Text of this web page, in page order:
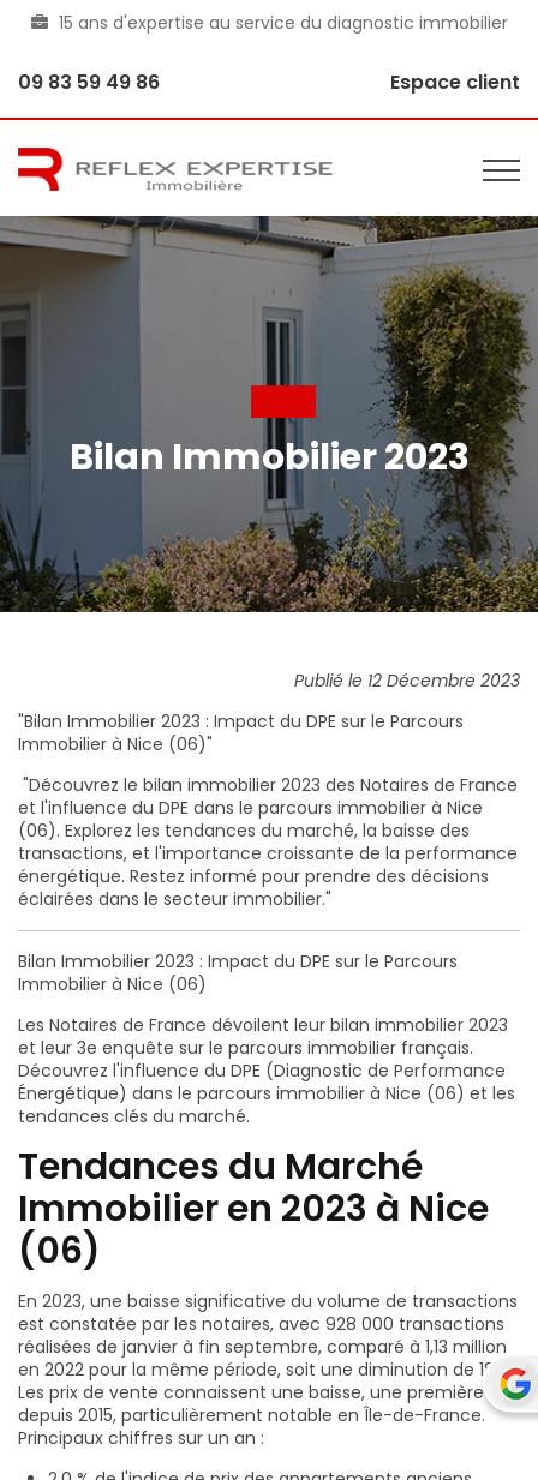
15 ans d'expertise au service du diagnostic immobilier
09 83 59 49 86 Espace client
Bilan Immobilier 2023
Publié le 12 Décembre 2023
"Bilan Immobilier 2023 : Impact du DPE sur le Parcours
Immobilier à Nice (06)"
"Découvrez le bilan immobilier 2023 des Notaires de France
et l'influence du DPE dans le parcours immobilier à Nice
(06). Explorez les tendances du marché, la baisse des
transactions, et l'importance croissante de la performance
énergétique. Restez informé pour prendre des décisions
éclairées dans le secteur immobilier."
Bilan Immobilier 2023 : Impact du DPE sur le Parcours
Immobilier à Nice (06)
Les Notaires de France dévoilent leur bilan immobilier 2023
et leur 3e enquête sur le parcours immobilier français.
Découvrez l'influence du DPE (Diagnostic de Performance
Énergétique) dans le parcours immobilier à Nice (06) et les
tendances clés du marché.
Tendances du Marché
Immobilier en 2023 à Nice
(06)
En 2023, une baisse significative du volume de transactions
est constatée par les notaires, avec 928 000 transactions
réalisées de janvier à fin septembre, comparé à 1,13 million
en 2022 pour la même période, soit une diminution de 18%.
Les prix de vente connaissent une baisse, une première
depuis 2015, particulièrement notable en Île-de-France.
Principaux chiffres sur un an :